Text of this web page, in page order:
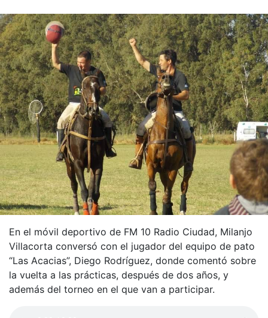
En el móvil deportivo de FM 10 Radio Ciudad, Milanjo
Villacorta conversó con el jugador del equipo de pato
“Las Acacias”, Diego Rodríguez, donde comentó sobre
la vuelta a las prácticas, después de dos años, y
además del torneo en el que van a participar.